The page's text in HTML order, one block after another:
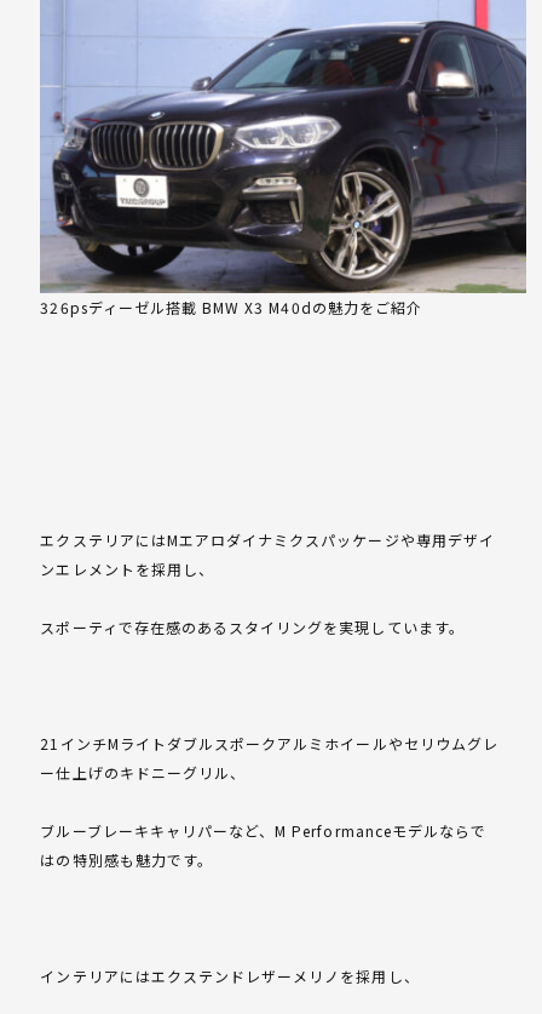
326psディーゼル搭載 BMW X3 M40dの魅力をご紹介
エクステリアにはMエアロダイナミクスパッケージや専用デザイ
ンエレメントを採用し、
スポーティで存在感のあるスタイリングを実現しています。
21インチMライトダブルスポークアルミホイールやセリウムグレ
ー仕上げのキドニーグリル、
ブルーブレーキキャリパーなど、M Performanceモデルならで
はの特別感も魅力です。
インテリアにはエクステンドレザーメリノを採用し、